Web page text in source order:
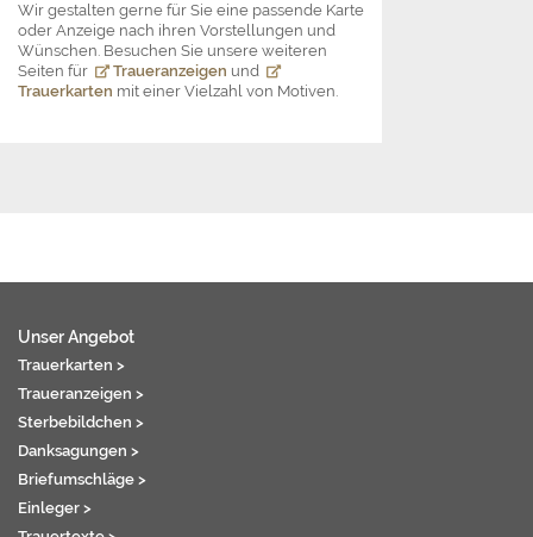
Wir gestalten gerne für Sie eine passende Karte
oder Anzeige nach ihren Vorstellungen und
Wünschen. Besuchen Sie unsere weiteren
Seiten für
Traueranzeigen und
Trauerkarten mit einer Vielzahl von Motiven.
Unser Angebot
Trauerkarten >
Traueranzeigen >
Sterbebildchen >
Danksagungen >
Briefumschläge >
Einleger >